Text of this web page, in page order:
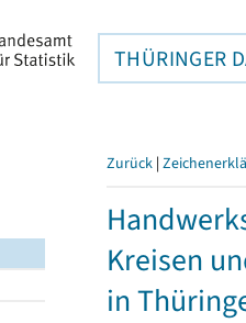
THÜRINGER
Zurück |
Kreisen
in